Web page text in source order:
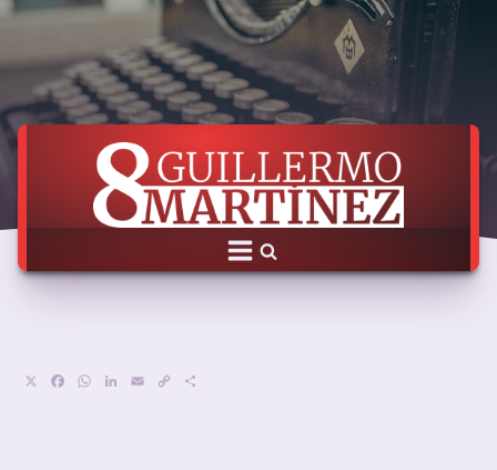
Facebook
WhatsApp
LinkedIn
EmailCopy